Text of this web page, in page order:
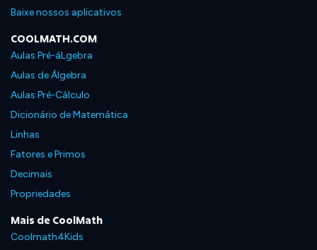
Baixe nossos aplicativos
COOLMATH.COM
Aulas Pré-áLgebra
Aulas de Álgebra
Aulas Pré-Cálculo
Dicionário de Matemática
Linhas
Fatores e Primos
Decimais
Propriedades
Mais de CoolMath
Coolmath4Kids